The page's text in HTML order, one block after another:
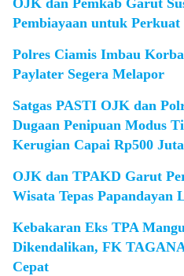
OJK dan Pemkab Garut
Pembiayaan untuk
Polres Ciamis Imbau
Paylater Segera Melapor
Satgas PASTI OJK dan
Dugaan Penipuan Modus
Kerugian Capai Rp500 Juta
OJK dan TPAKD Garut
Wisata Tepas Papandayan
Kebakaran Eks TPA
Dikendalikan, FK
Cepat